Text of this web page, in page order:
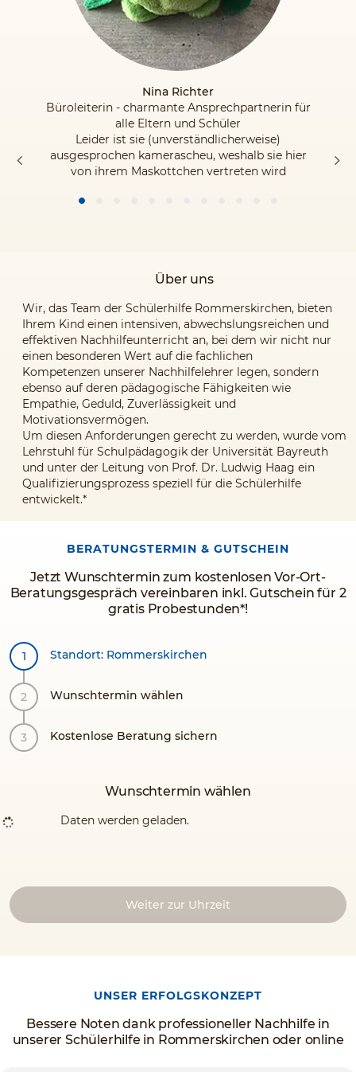
Nina Richter
Büroleiterin - charmante Ansprechpartnerin für
alle Eltern und Schüler
Leider ist sie (unverständlicherweise)
ausgesprochen kamerascheu, weshalb sie hier
von ihrem Maskottchen vertreten wird
Über uns
Wir, das Team der Schülerhilfe Rommerskirchen, bieten
Ihrem Kind einen intensiven, abwechslungsreichen und
effektiven Nachhilfeunterricht an, bei dem wir nicht nur
einen besonderen Wert auf die fachlichen
Kompetenzen unserer Nachhilfelehrer legen, sondern
ebenso auf deren pädagogische Fähigkeiten wie
Empathie, Geduld, Zuverlässigkeit und
Motivationsvermögen.
Um diesen Anforderungen gerecht zu werden, wurde vom
Lehrstuhl für Schulpädagogik der Universität Bayreuth
und unter der Leitung von Prof. Dr. Ludwig Haag ein
Qualifizierungsprozess speziell für die Schülerhilfe
entwickelt.*
BERATUNGSTERMIN & GUTSCHEIN
Jetzt Wunschtermin zum kostenlosen Vor-Ort-
Beratungsgespräch vereinbaren inkl. Gutschein für 2
gratis Probestunden*!
Standort: Rommerskirchen
Wunschtermin wählen
Kostenlose Beratung sichern
Wunschtermin wählen
Daten werden geladen.
Weiter zur Uhrzeit
UNSER ERFOLGSKONZEPT
Bessere Noten dank professioneller Nachhilfe in
unserer Schülerhilfe in Rommerskirchen oder online